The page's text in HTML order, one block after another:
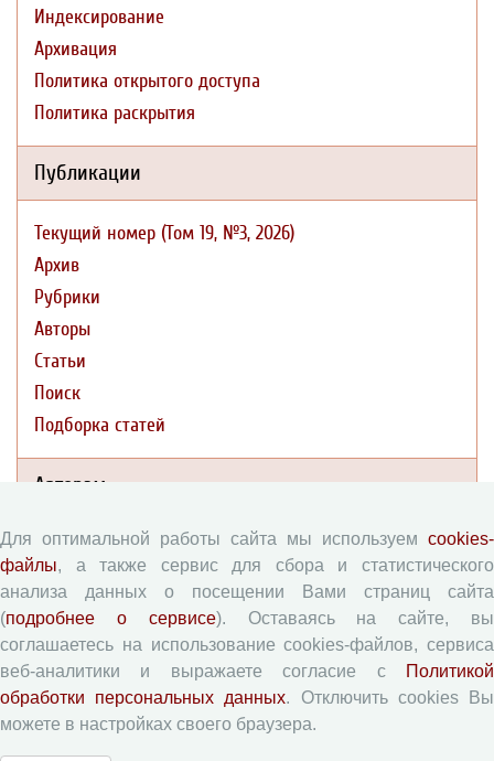
Индексирование
Архивация
Политика открытого доступа
Политика раскрытия
Публикации
Текущий номер (Том 19, №3, 2026)
Архив
Рубрики
Авторы
Статьи
Поиск
Подборка статей
Авторам
Правила для авторов
Типовой лицензионный договор
Согласие на обработку персональных данных
Авторские права
Приватность
Рецензентам
Для оптимальной работы сайта мы используем cookies-
файлы, а также сервис для сбора и статистического
анализа данных о посещении Вами страниц сайта
(подробнее о сервисе). Оставаясь на сайте, вы
соглашаетесь на использование cookies-файлов, сервиса
веб-аналитики и выражаете согласие с
Политикой
обработки персональных данных. Отключить cookies Вы
можете в настройках своего браузера.